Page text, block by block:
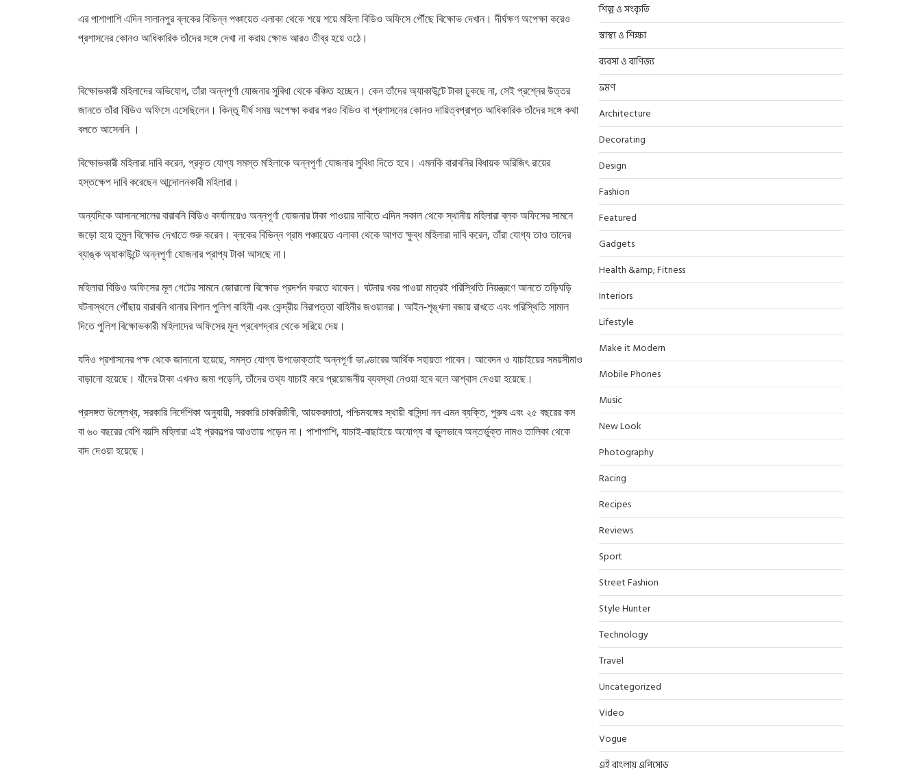
এর পাশাপাশি এদিন সালানপুর ব্লকের বিভিন্ন পঞ্চায়েত এলাকা থেকে শয়ে শয়ে মহিলা বিডিও অফিসে পৌঁছে বিক্ষোভ দেখান। দীর্ঘক্ষণ অপেক্ষা করেও
প্রশাসনের কোনও আধিকারিক তাঁদের সঙ্গে দেখা না করায় ক্ষোভ আরও তীব্র হয়ে ওঠে।
বিক্ষোভকারী মহিলাদের অভিযোগ, তাঁরা অন্নপূর্ণা যোজনার সুবিধা থেকে বঞ্চিত হচ্ছেন। কেন তাঁদের অ্যাকাউন্টে টাকা ঢুকছে না, সেই প্রশ্নের উত্তর
জানতে তাঁরা বিডিও অফিসে এসেছিলেন। কিন্তু দীর্ঘ সময় অপেক্ষা করার পরও বিডিও বা প্রশাসনের কোনও দায়িত্বপ্রাপ্ত আধিকারিক তাঁদের সঙ্গে কথা
বলতে আসেননি ।
বিক্ষোভকারী মহিলারা দাবি করেন, প্রকৃত যোগ্য সমস্ত মহিলাকে অন্নপূর্ণা যোজনার সুবিধা দিতে হবে। এমনকি বারাবনির বিধায়ক অরিজিৎ রায়ের
হস্তক্ষেপ দাবি করেছেন আন্দোলনকারী মহিলারা।
অন্যদিকে আসানসোলের বারাবনি বিডিও কার্যালয়েও অন্নপূর্ণা যোজনার টাকা পাওয়ার দাবিতে এদিন সকাল থেকে স্থানীয় মহিলারা ব্লক অফিসের সামনে
জড়ো হয়ে তুমুল বিক্ষোভ দেখাতে শুরু করেন। ব্লকের বিভিন্ন গ্রাম পঞ্চায়েত এলাকা থেকে আগত ক্ষুব্ধ মহিলারা দাবি করেন, তাঁরা যোগ্য তাও তাদের
ব্যাঙ্ক অ্যাকাউন্টে অন্নপূর্ণা যোজনার প্রাপ্য টাকা আসছে না।
মহিলারা বিডিও অফিসের মূল গেটের সামনে জোরালো বিক্ষোভ প্রদর্শন করতে থাকেন। ঘটনার খবর পাওয়া মাত্রই পরিস্থিতি নিয়ন্ত্রণে আনতে তড়িঘড়ি
ঘটনাস্থলে পৌঁছায় বারাবনি থানার বিশাল পুলিশ বাহিনী এবং কেন্দ্রীয় নিরাপত্তা বাহিনীর জওয়ানরা। আইন-শৃঙ্খলা বজায় রাখতে এবং পরিস্থিতি সামাল
দিতে পুলিশ বিক্ষোভকারী মহিলাদের অফিসের মূল প্রবেশদ্বার থেকে সরিয়ে দেয়।
যদিও প্রশাসনের পক্ষ থেকে জানানো হয়েছে, সমস্ত যোগ্য উপভোক্তাই অন্নপূর্ণা ভাণ্ডারের আর্থিক সহায়তা পাবেন। আবেদন ও যাচাইয়ের সময়সীমাও
বাড়ানো হয়েছে। যাঁদের টাকা এখনও জমা পড়েনি, তাঁদের তথ্য যাচাই করে প্রয়োজনীয় ব্যবস্থা নেওয়া হবে বলে আশ্বাস দেওয়া হয়েছে।
প্রসঙ্গত উল্লেখ্য, সরকারি নির্দেশিকা অনুযায়ী, সরকারি চাকরিজীবী, আয়করদাতা, পশ্চিমবঙ্গের স্থায়ী বাসিন্দা নন এমন ব্যক্তি, পুরুষ এবং ২৫ বছরের কম
বা ৬০ বছরের বেশি বয়সি মহিলারা এই প্রকল্পের আওতায় পড়েন না। পাশাপাশি, যাচাই-বাছাইয়ে অযোগ্য বা ভুলভাবে অন্তর্ভুক্ত নামও তালিকা থেকে
বাদ দেওয়া হয়েছে।
শিল্প ও সংকৃতি
স্বাস্থ্য ও শিক্ষা
ব্যবসা ও বাণিজ্য
ভ্রমণ
Architecture
Decorating
Design
Fashion
Featured
Gadgets
Health &amp; Fitness
Interiors
Lifestyle
Make it Modern
Mobile Phones
Music
New Look
Photography
Racing
Recipes
Reviews
Sport
Street Fashion
Style Hunter
Technology
Travel
Uncategorized
Video
Vogue
এই বাংলায় এপিসোড